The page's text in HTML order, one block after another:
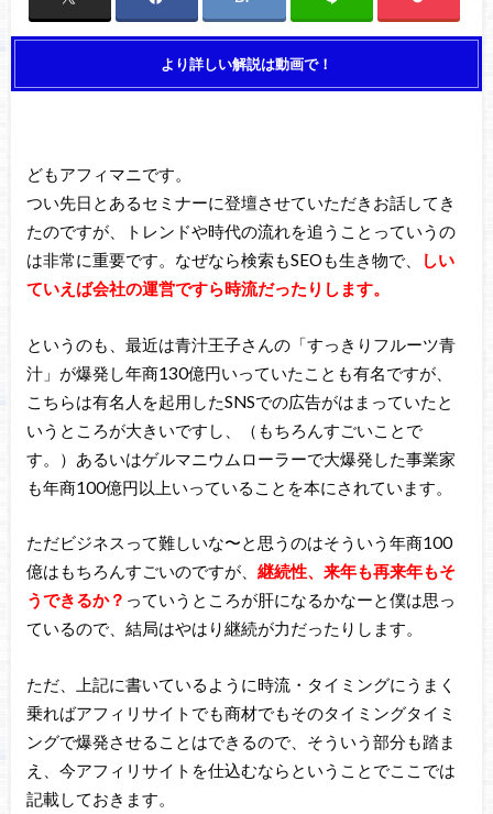
より詳しい解説は動画で！
どもアフィマニです。
つい先日とあるセミナーに登壇させていただきお話してき
たのですが、トレンドや時代の流れを追うことっていうの
は非常に重要です。なぜなら検索もSEOも生き物で、
しい
ていえば会社の運営ですら時流だったりします。
というのも、最近は青汁王子さんの「すっきりフルーツ青
汁」が爆発し年商130億円いっていたことも有名ですが、
こちらは有名人を起用したSNSでの広告がはまっていたと
いうところが大きいですし、（もちろんすごいことで
す。）あるいはゲルマニウムローラーで大爆発した事業家
も年商100億円以上いっていることを本にされています。
ただビジネスって難しいな〜と思うのはそういう年商100
億はもちろんすごいのですが、 継続性、来年も再来年もそ
うできるか？ っていうところが肝になるかなーと僕は思っ
ているので、結局はやはり継続が力だったりします。
ただ、上記に書いているように時流・タイミングにうまく
乗ればアフィリサイトでも商材でもそのタイミングタイミ
ングで爆発させることはできるので、そういう部分も踏ま
え、今アフィリサイトを仕込むならということでここでは
記載しておきます。